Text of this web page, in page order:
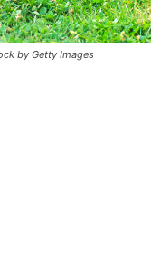
by Getty Images